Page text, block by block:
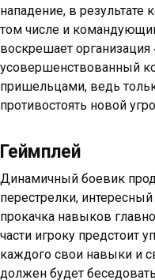
нападение, в результате
том числе и
воскрешает
усовершенствованный
пришельцами, ведь
противостоять новой
Геймплей
Динамичный боевик
перестрелки,
прокачка навыков
части игроку предстоит
каждого свои навыки и
должен будет